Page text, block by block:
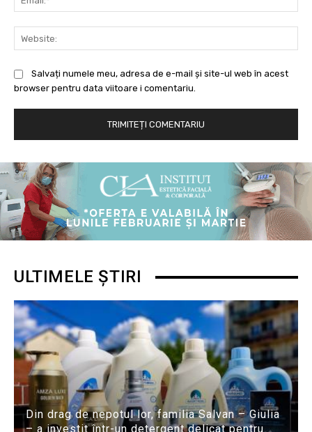
Salvați numele meu, adresa de e-mail și site-ul web în acest
browser pentru data viitoare i comentariu.
ULTIMELE ȘTIRI
Din drag de nepotul lor, familia Salvan – Giulia
– a investit într-un detergent delicat pentru